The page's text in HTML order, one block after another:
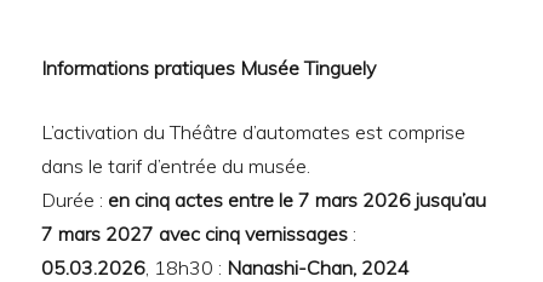
Informations pratiques Musée Tinguely
L’activation du Théâtre d’automates est comprise
dans le tarif d’entrée du musée.
Durée : en cinq actes entre le 7 mars 2026 jusqu’au
7 mars 2027 avec cinq vernissages :
05.03.2026, 18h30 : Nanashi-Chan, 2024